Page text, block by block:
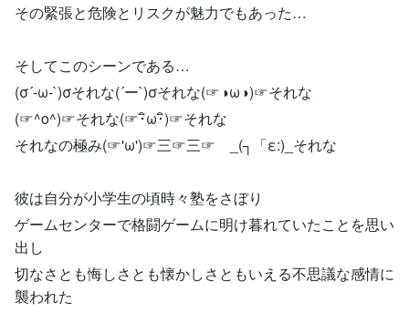
その緊張と危険とリスクが魅力でもあった…
そしてこのシーンである…
(σ´-ω-`)σそれな(´ー`)σそれな(☞◑ω◑)☞それな
(☞^o^)☞それな(☞･ิω･ิ)☞それな
それなの極み(☞'ω')☞三☞三☞ _(┐「ε:)_それな
彼は自分が小学生の頃時々塾をさぼり
ゲームセンターで格闘ゲームに明け暮れていたことを思い
出し
切なさとも悔しさとも懐かしさともいえる不思議な感情に
襲われた